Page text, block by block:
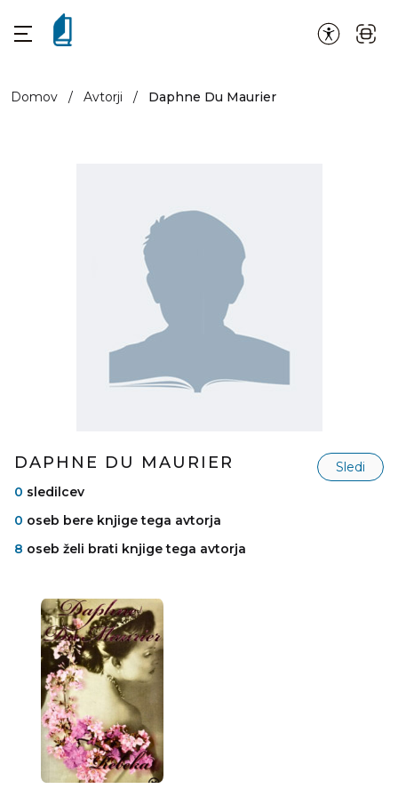
Domov / Avtorji / Daphne Du Maurier
DAPHNE DU MAURIER
Sledi
0 sledilcev
0 oseb bere knjige tega avtorja
8 oseb želi brati knjige tega avtorja